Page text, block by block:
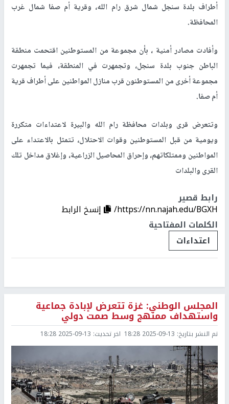
أطراف بلدة سنجل شمال شرق رام الله، وقرية أم صفا شمال غرب
المحافظة.
وأفادت مصادر أمنية ، بأن مجموعة من المستوطنين اقتحمت منطقة
الباطن جنوب بلدة سنجل، وتجمهرت في المنطقة، فيما تجمهرت
مجموعة أخرى من المستوطنون قرب منازل المواطنين على أطراف قرية
أم صفا.
وتتعرض قرى وبلدات محافظة رام الله والبيرة لاعتداءات متكررة
ويومية من قبل المستوطنين وقوات الاحتلال، تتمثل بالاعتداء على
المواطنين وممتلكاتهم، وإحراق المحاصيل الزراعية، وإغلاق مداخل تلك
القرى والبلدات
رابط قصير
https://nn.najah.edu/BGXH/
إنسخ الرابط
الكلمات المفتاحية
اعتداءات
المجلس الوطني: غزة تتعرض لإبادة جماعية
واستهداف ممنهج وسط صمت دولي
تم النشر بتاريخ: 2025-09-13 18:28 اخر تحديث: 2025-09-13 18:28